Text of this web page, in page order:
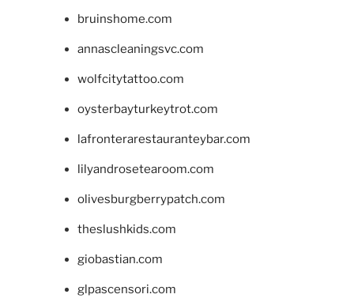
bruinshome.com
annascleaningsvc.com
wolfcitytattoo.com
oysterbayturkeytrot.com
lafronterarestauranteybar.com
lilyandrosetearoom.com
olivesburgberrypatch.com
theslushkids.com
giobastian.com
glpascensori.com